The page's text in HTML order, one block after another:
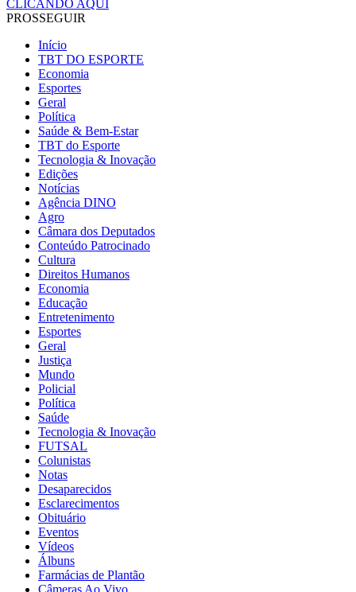
CLICANDO AQUI
PROSSEGUIR
Início
TBT DO ESPORTE
Economia
Esportes
Geral
Política
Saúde & Bem-Estar
TBT do Esporte
Tecnologia & Inovação
Edições
Notícias
Agência DINO
Agro
Câmara dos Deputados
Conteúdo Patrocinado
Cultura
Direitos Humanos
Economia
Educação
Entretenimento
Esportes
Geral
Justiça
Mundo
Policial
Política
Saúde
Tecnologia & Inovação
FUTSAL
Colunistas
Notas
Desaparecidos
Esclarecimentos
Obituário
Eventos
Vídeos
Álbuns
Farmácias de Plantão
Câmeras Ao Vivo